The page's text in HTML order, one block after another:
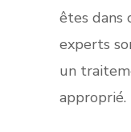
êtes dans
experts
un
approprié.